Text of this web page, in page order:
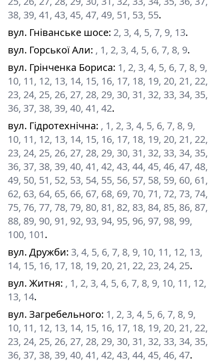
38, 39, 41, 43, 45, 47, 49, 51, 53, 55.
вул. Гніванське шосе: 2, 3, 4, 5, 7, 9, 13.
вул. Горської Али: , 1, 2, 3, 4, 5, 6, 7, 8, 9.
вул. Грінченка Бориса: 1, 2, 3, 4, 5, 6, 7, 8, 9,
10, 11, 12, 13, 14, 15, 16, 17, 18, 19, 20, 21, 22,
23, 24, 25, 26, 27, 28, 29, 30, 31, 32, 33, 34, 35,
36, 37, 38, 39, 40, 41, 42.
вул. Гідротехнічна: , 1, 2, 3, 4, 5, 6, 7, 8, 9,
10, 11, 12, 13, 14, 15, 16, 17, 18, 19, 20, 21, 22,
23, 24, 25, 26, 27, 28, 29, 30, 31, 32, 33, 34, 35,
36, 37, 38, 39, 40, 41, 42, 43, 44, 45, 46, 47, 48,
49, 50, 51, 52, 53, 54, 55, 56, 57, 58, 59, 60, 61,
62, 63, 64, 65, 66, 67, 68, 69, 70, 71, 72, 73, 74,
75, 76, 77, 78, 79, 80, 81, 82, 83, 84, 85, 86, 87,
88, 89, 90, 91, 92, 93, 94, 95, 96, 97, 98, 99,
100, 101.
вул. Дружби: 3, 4, 5, 6, 7, 8, 9, 10, 11, 12, 13,
14, 15, 16, 17, 18, 19, 20, 21, 22, 23, 24, 25.
вул. Житня: , 1, 2, 3, 4, 5, 6, 7, 8, 9, 10, 11, 12,
13, 14.
вул. Загребельного: 1, 2, 3, 4, 5, 6, 7, 8, 9,
10, 11, 12, 13, 14, 15, 16, 17, 18, 19, 20, 21, 22,
23, 24, 25, 26, 27, 28, 29, 30, 31, 32, 33, 34, 35,
36, 37, 38, 39, 40, 41, 42, 43, 44, 45, 46, 47.